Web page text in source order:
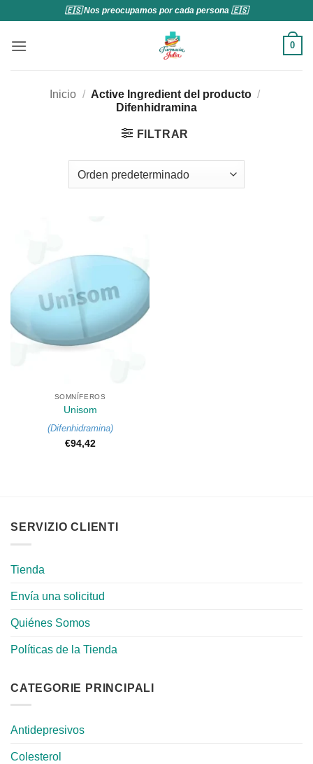
contenido
🇪🇸 Nos preocupamos por cada persona 🇪🇸
0
Inicio / Active Ingredient del producto /
Difenhidramina
FILTRAR
SOMNÍFEROS
Unisom
(Difenhidramina)
€94,42
SERVIZIO CLIENTI
Tienda
Envía una solicitud
Quiénes Somos
Políticas de la Tienda
CATEGORIE PRINCIPALI
Antidepresivos
Colesterol